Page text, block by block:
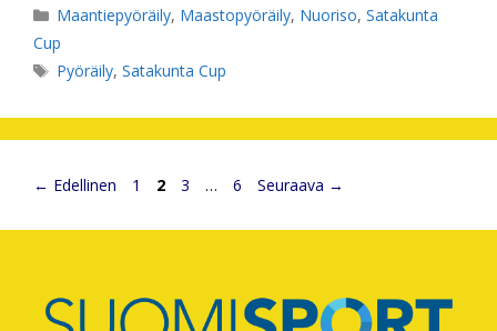
Kategoriat
Maantiepyöräily, Maastopyöräily, Nuoriso,Satakunta
Cup
Avainsanat
Pyöräily,Satakunta Cup
← Edellinen Sivu
1 Sivu
2 Sivu
3 … Sivu
6 Seuraava →